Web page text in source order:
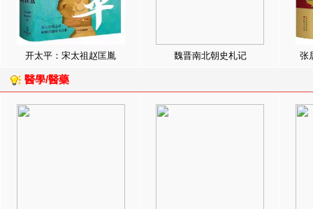
开太平：宋太祖赵匡胤 魏晋南北朝史札记 张
醫學/醫藥